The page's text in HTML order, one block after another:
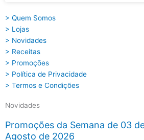
> Quem Somos
> Lojas
> Novidades
> Receitas
> Promoções
> Política de Privacidade
> Termos e Condições
Novidades
Promoções da Semana de 03
Agosto de 2026